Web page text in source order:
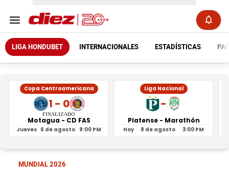
LIGA HONDUBET INTERNACIONALES ESTADÍSTICAS
Copa Centroamericana
1 - 0
FINALIZADO
Motagua - CD FAS
Jueves 6 de agosto 9:00 PM
Liga Nacional
-
Platense - Marathón
Hoy 8 de agosto 3:00 PM
MUNDIAL 2026